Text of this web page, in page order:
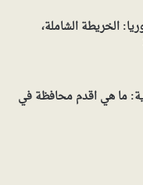
الخريطة الشاملة،
ما هي اقدم محافظة في